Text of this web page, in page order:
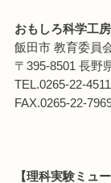
おもしろ科学工房
飯田市 教育委員
〒395-8501 長野
TEL.0265-22-
FAX.0265-22-
【理科実験ミュ